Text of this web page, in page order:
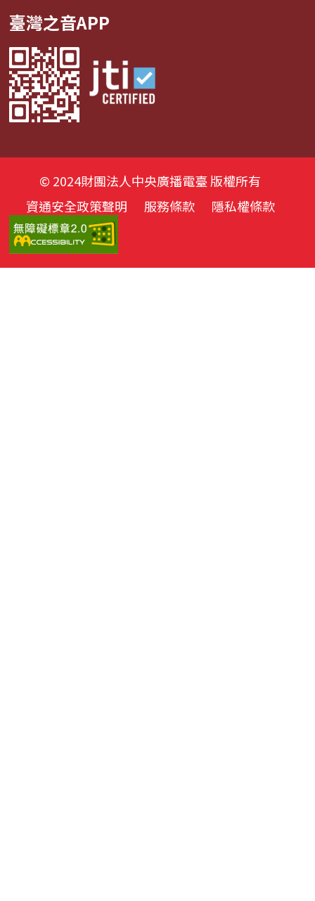
臺灣之音APP
© 2024財團法人中央廣播電臺 版權所有
資通安全政策聲明
服務條款 隱私權條款